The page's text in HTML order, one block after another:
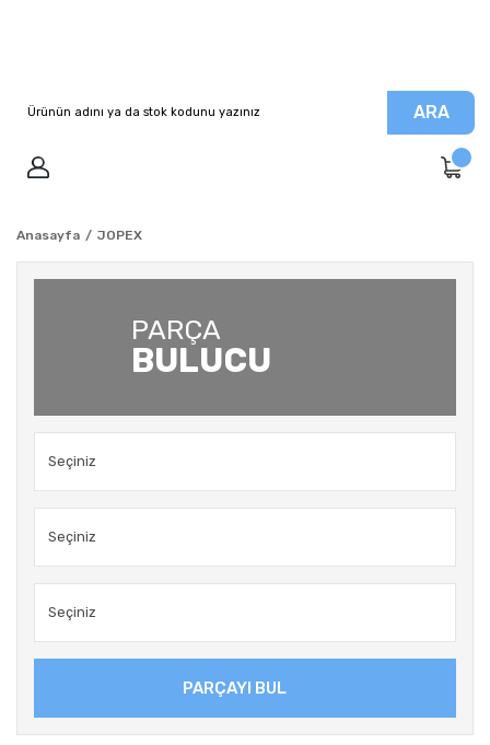
ARA
Anasayfa JOPEX
PARÇA
BULUCU
PARÇAYI BUL